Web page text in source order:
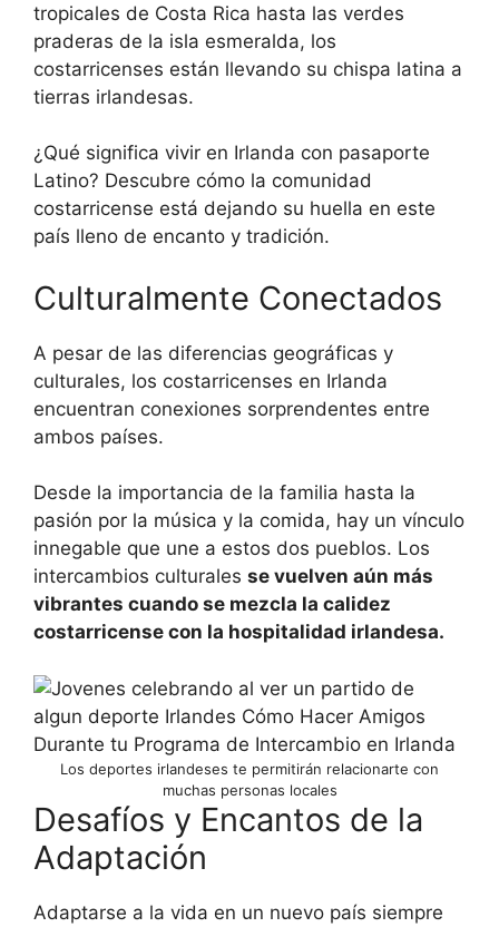
tropicales de Costa Rica hasta las verdes
praderas de la isla esmeralda, los
costarricenses están llevando su chispa latina a
tierras irlandesas.
¿Qué significa vivir en Irlanda con pasaporte
Latino? Descubre cómo la comunidad
costarricense está dejando su huella en este
país lleno de encanto y tradición.
Culturalmente Conectados
A pesar de las diferencias geográficas y
culturales, los costarricenses en Irlanda
encuentran conexiones sorprendentes entre
ambos países.
Desde la importancia de la familia hasta la
pasión por la música y la comida, hay un vínculo
innegable que une a estos dos pueblos. Los
intercambios culturales se vuelven aún más
vibrantes cuando se mezcla la calidez
costarricense con la hospitalidad irlandesa.
Los deportes irlandeses te permitirán relacionarte con
muchas personas locales
Desafíos y Encantos de la
Adaptación
Adaptarse a la vida en un nuevo país siempre